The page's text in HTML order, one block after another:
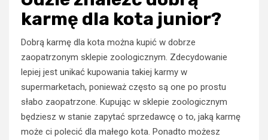
karmę dla kota junior?
Dobrą karmę dla kota można kupić w dobrze
zaopatrzonym sklepie zoologicznym. Zdecydowanie
lepiej jest unikać kupowania takiej karmy w
supermarketach, ponieważ często są one po prostu
słabo zaopatrzone. Kupując w sklepie zoologicznym
będziesz w stanie zapytać sprzedawcę o to, jaką karmę
może ci polecić dla małego kota. Ponadto możesz